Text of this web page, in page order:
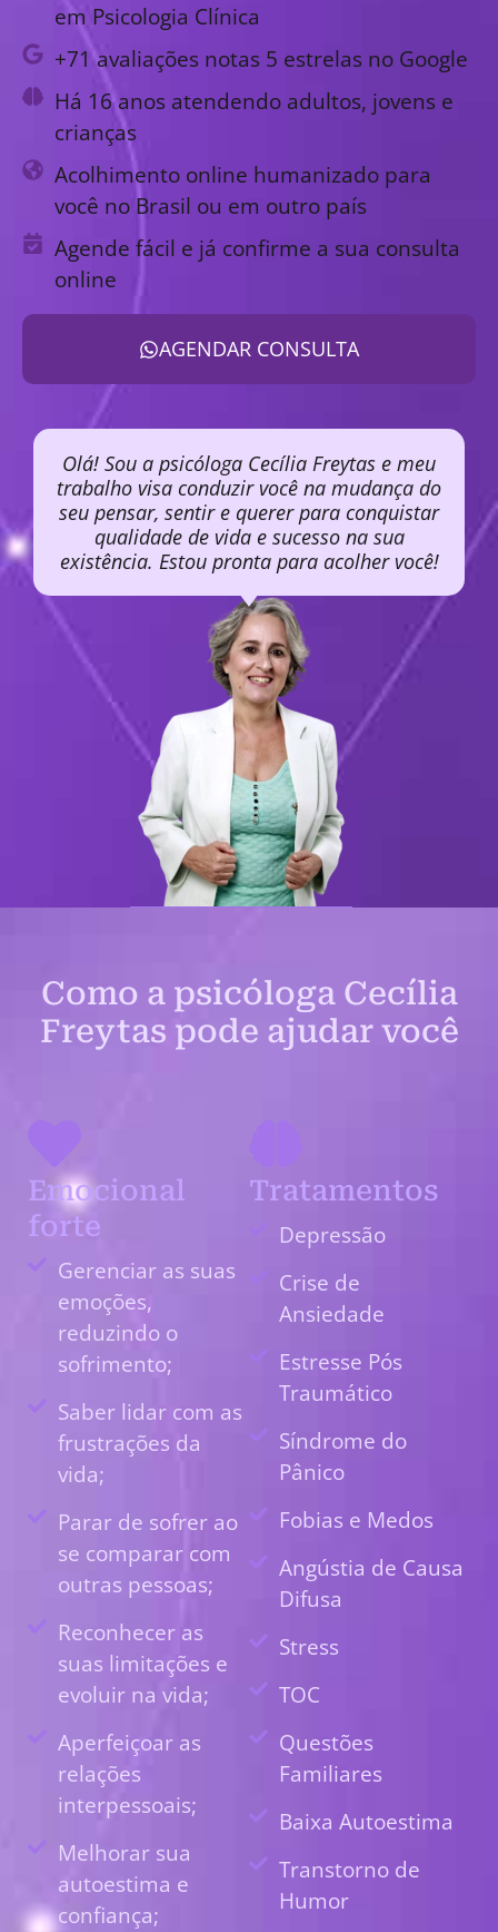
em Psicologia Clínica
+71 avaliações notas 5 estrelas no Google
Há 16 anos atendendo adultos, jovens e
crianças
Acolhimento online humanizado para
você no Brasil ou em outro país
Agende fácil e já confirme a sua consulta
online
AGENDAR CONSULTA
Olá! Sou a psicóloga Cecília Freytas e meu
trabalho visa conduzir você na mudança do
seu pensar, sentir e querer para conquistar
qualidade de vida e sucesso na sua
existência. Estou pronta para acolher você!
Como a psicóloga Cecília
Freytas pode ajudar você
Emocional
forte
Gerenciar as suas
emoções,
reduzindo o
sofrimento;
Saber lidar com as
frustrações da
vida;
Parar de sofrer ao
se comparar com
outras pessoas;
Reconhecer as
suas limitações e
evoluir na vida;
Aperfeiçoar as
relações
interpessoais;
Melhorar sua
autoestima e
confiança;
Tratamentos
Depressão
Crise de
Ansiedade
Estresse Pós
Traumático
Síndrome do
Pânico
Fobias e Medos
Angústia de Causa
Difusa
Stress
TOC
Questões
Familiares
Baixa Autoestima
Transtorno de
Humor